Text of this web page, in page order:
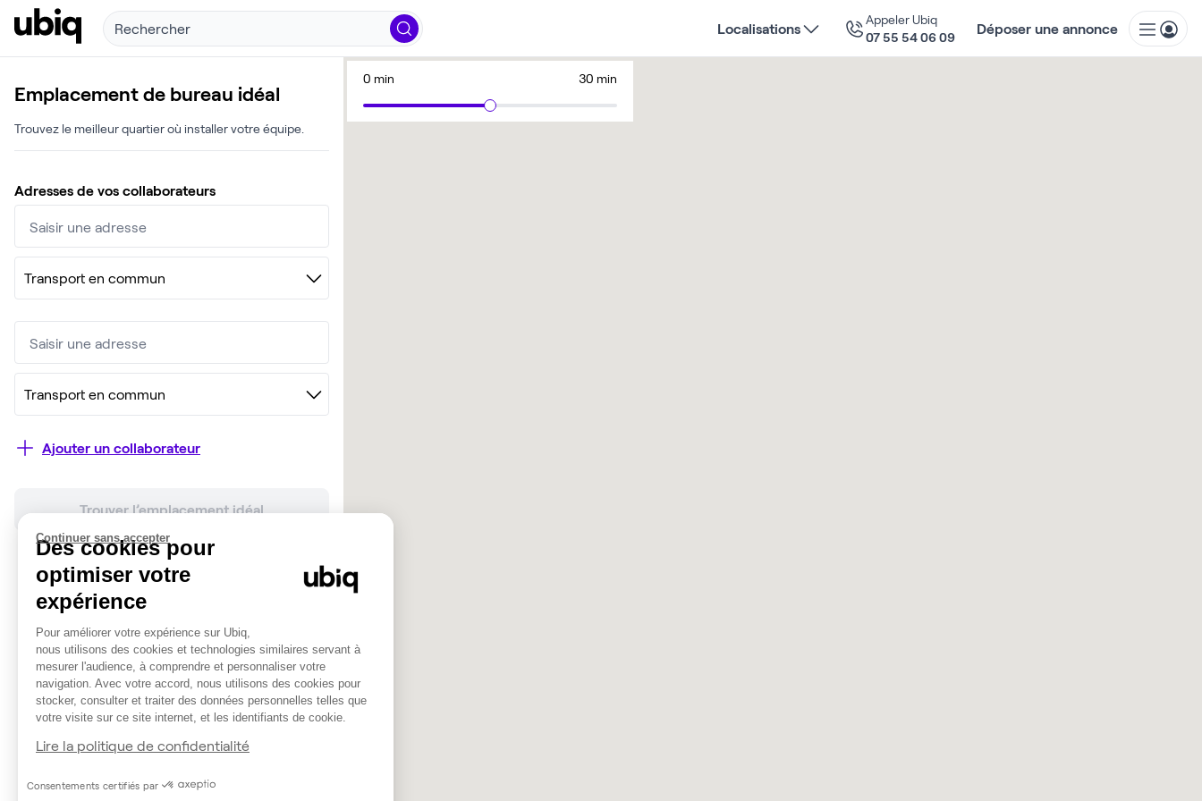
Rechercher Localisations
Appeler Ubiq
07 55 54 06 09
Déposer une annonce
Emplacement de bureau idéal
Trouvez le meilleur quartier où installer votre équipe.
Adresses de vos collaborateurs
Ajouter un collaborateur
Trouver l’emplacement idéal
0 min 30 min
Continuer sans accepter
Des cookies pour
optimiser votre
expérience
Pour améliorer votre expérience sur Ubiq,
nous utilisons des cookies et technologies similaires servant à
mesurer l'audience, à comprendre et personnaliser votre
navigation. Avec votre accord, nous utilisons des cookies pour
stocker, consulter et traiter des données personnelles telles que
votre visite sur ce site internet, et les identifiants de cookie.
Lire la politique de confidentialité
Consentements certifiés par